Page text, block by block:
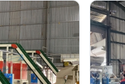
không lo bị gián đoạn.